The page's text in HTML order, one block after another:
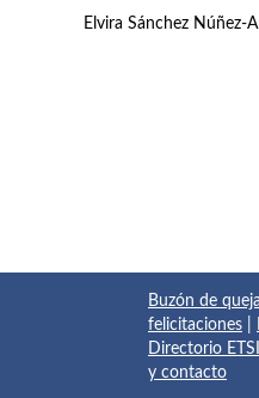
Elvira Sánchez Núñez-
Buzón de
felicitaciones
Directorio
y contacto